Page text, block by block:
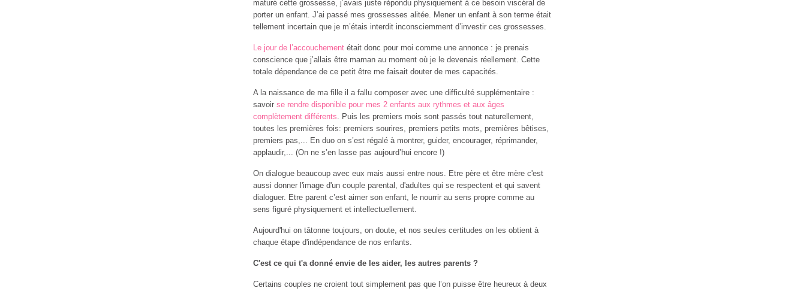
maturé cette grossesse, j’avais juste répondu physiquement à ce besoin viscéral de
porter un enfant. J’ai passé mes grossesses alitée. Mener un enfant à son terme était
tellement incertain que je m’étais interdit inconsciemment d’investir ces grossesses.
Le jour de l’accouchement était donc pour moi comme une annonce : je prenais
conscience que j’allais être maman au moment où je le devenais réellement. Cette
totale dépendance de ce petit être me faisait douter de mes capacités.
A la naissance de ma fille il a fallu composer avec une difficulté supplémentaire :
savoir se rendre disponible pour mes 2 enfants aux rythmes et aux âges
complètement différents. Puis les premiers mois sont passés tout naturellement,
toutes les premières fois: premiers sourires, premiers petits mots, premières bêtises,
premiers pas,... En duo on s’est régalé à montrer, guider, encourager, réprimander,
applaudir,... (On ne s’en lasse pas aujourd’hui encore !)
On dialogue beaucoup avec eux mais aussi entre nous. Etre père et être mère c'est
aussi donner l'image d'un couple parental, d'adultes qui se respectent et qui savent
dialoguer. Etre parent c’est aimer son enfant, le nourrir au sens propre comme au
sens figuré physiquement et intellectuellement.
Aujourd'hui on tâtonne toujours, on doute, et nos seules certitudes on les obtient à
chaque étape d'indépendance de nos enfants.
C'est ce qui t'a donné envie de les aider, les autres parents ?
Certains couples ne croient tout simplement pas que l’on puisse être heureux à deux